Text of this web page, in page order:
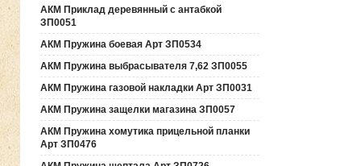
АКМ Приклад деревянный с антабкой
ЗП0051
АКМ Пружина боевая Арт ЗП0534
АКМ Пружина выбрасывателя 7,62 ЗП0055
АКМ Пружина газовой накладки Арт ЗП0031
АКМ Пружина защелки магазина ЗП0057
АКМ Пружина хомутика прицельной планки
Арт ЗП0476